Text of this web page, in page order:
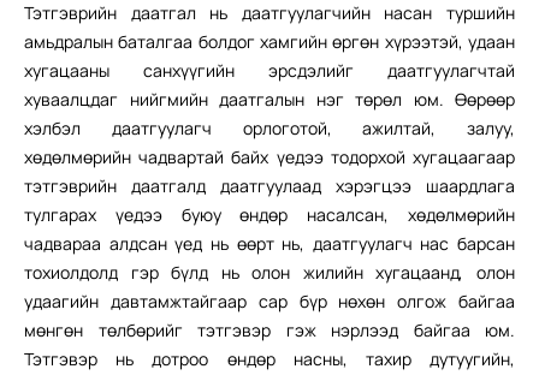
Тэтгэврийн даатгал нь даатгуулагчийн насан туршийн
амьдралын баталгаа болдог хамгийн өргөн хүрээтэй, удаан
хугацааны санхүүгийн эрсдэлийг даатгуулагчтай
хуваалцдаг нийгмийн даатгалын нэг төрөл юм. Өөрөөр
хэлбэл даатгуулагч орлоготой, ажилтай, залуу,
хөдөлмөрийн чадвартай байх үедээ тодорхой хугацаагаар
тэтгэврийн даатгалд даатгуулаад хэрэгцээ шаардлага
тулгарах үедээ буюу өндөр насалсан, хөдөлмөрийн
чадвараа алдсан үед нь өөрт нь, даатгуулагч нас барсан
тохиолдолд гэр бүлд нь олон жилийн хугацаанд, олон
удаагийн давтамжтайгаар сар бүр нөхөн олгож байгаа
мөнгөн төлбөрийг тэтгэвэр гэж нэрлээд байгаа юм.
Тэтгэвэр нь дотроо өндөр насны, тахир дутуугийн,